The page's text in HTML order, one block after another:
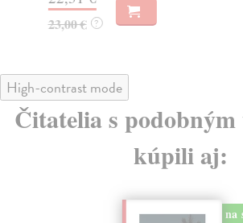
23,00 € ?
High-contrast mode
Čitatelia s
kúpili aj:
na